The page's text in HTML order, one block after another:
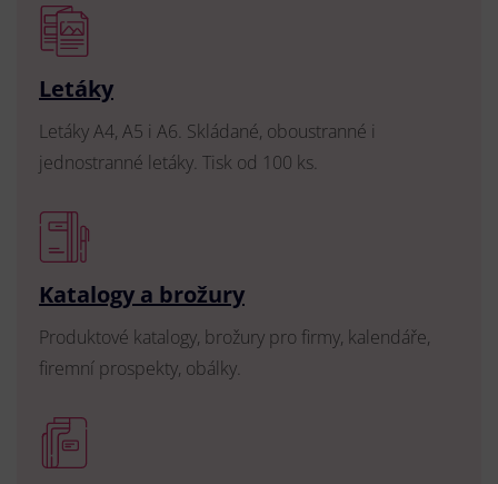
Letáky
Letáky A4, A5 i A6. Skládané, oboustranné i
jednostranné letáky. Tisk od 100 ks.
Katalogy a brožury
Produktové katalogy, brožury pro firmy, kalendáře,
firemní prospekty, obálky.